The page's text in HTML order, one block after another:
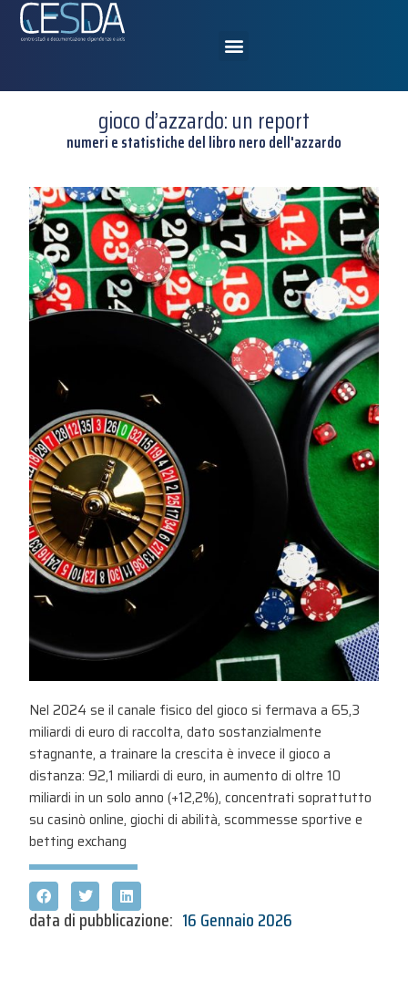
gioco d’azzardo: un report
numeri e statistiche del libro nero dell'azzardo
Nel 2024 se il canale fisico del gioco si fermava a 65,3
miliardi di euro di raccolta, dato sostanzialmente
stagnante, a trainare la crescita è invece il gioco a
distanza: 92,1 miliardi di euro, in aumento di oltre 10
miliardi in un solo anno (+12,2%), concentrati soprattutto
su casinò online, giochi di abilità, scommesse sportive e
betting exchang
data di pubblicazione: 16 Gennaio 2026